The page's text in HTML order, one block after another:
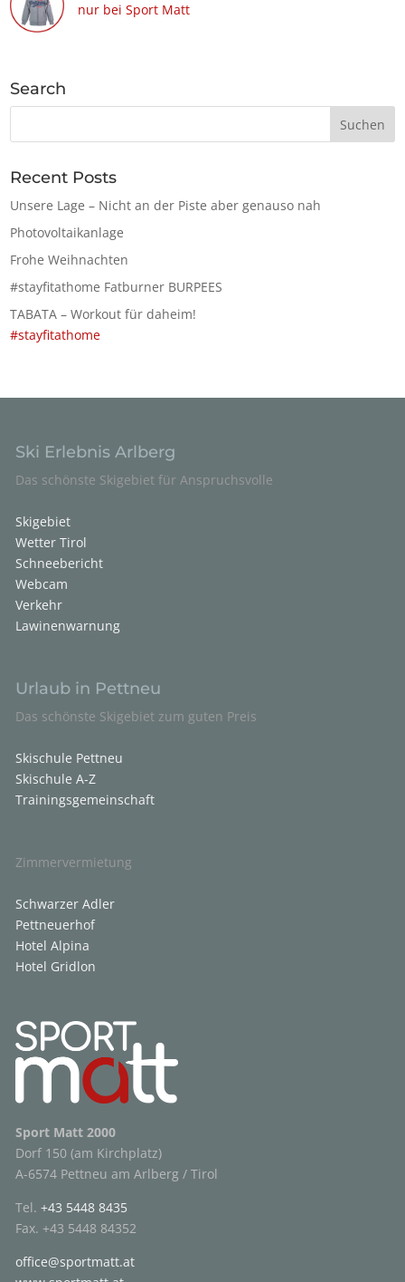
nur bei Sport Matt
Search
Recent Posts
Unsere Lage – Nicht an der Piste aber genauso nah
Photovoltaikanlage
Frohe Weihnachten
#stayfitathome Fatburner BURPEES
TABATA – Workout für daheim!
#stayfitathome
Ski Erlebnis Arlberg
Das schönste Skigebiet für Anspruchsvolle
Skigebiet
Wetter Tirol
Schneebericht
Webcam
Verkehr
Lawinenwarnung
Urlaub in Pettneu
Das schönste Skigebiet zum guten Preis
Skischule Pettneu
Skischule A-Z
Trainingsgemeinschaft
Zimmervermietung
Schwarzer Adler
Pettneuerhof
Hotel Alpina
Hotel Gridlon
Sport Matt 2000
Dorf 150 (am Kirchplatz)
A-6574 Pettneu am Arlberg / Tirol
Tel.+43 5448 8435
Fax. +43 5448 84352
office@sportmatt.at